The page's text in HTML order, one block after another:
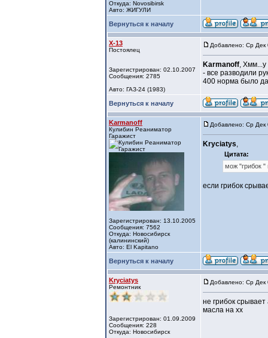
Откуда: Novosibirsk
Авто: ЖИГУЛИ
Вернуться к началу
X-13
Постоялец
Зарегистрирован: 02.10.2007
Сообщения: 2785
Авто: ГАЗ-24 (1983)
Добавлено: Ср Дек
Karmanoff, Хмм...у
- все разводили
400 норма было
Вернуться к началу
Karmanoff
Кулибин Реаниматор
Гаражист
Зарегистрирован: 13.10.2005
Сообщения: 7562
Откуда: Новосибирск
(калининский)
Авто: El Kapitano
Добавлено: Ср Дек
Kryciatys,
Цитата:
мож "грибок "
если грибок
Вернуться к началу
Kryciatys
Ремонтник
Зарегистрирован: 01.09.2009
Сообщения: 228
Откуда: Новосибирск
Добавлено: Ср Дек
не грибок
масла на хх